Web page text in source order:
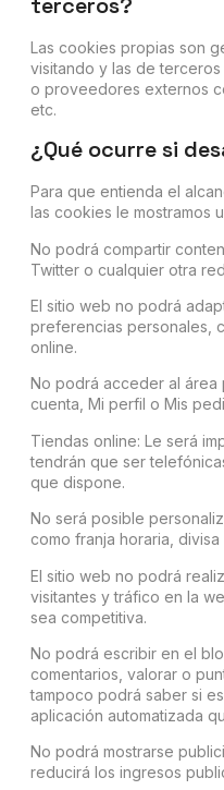
Las cookies propias son
visitando y las de
o proveedores externos
etc.
¿Qué ocurre si
Para que entienda el
las cookies le mostramos
No podrá compartir
Twitter o cualquier otra
El sitio web no podrá
preferencias personales,
online.
No podrá acceder al área
cuenta, Mi perfil o Mis
Tiendas online: Le será
tendrán que ser
que dispone.
No será posible
como franja horaria, divisa
El sitio web no podrá
visitantes y tráfico en la
sea competitiva.
No podrá escribir en el
comentarios, valorar o
tampoco podrá saber si
aplicación automatizada
No podrá mostrarse
reducirá los ingresos